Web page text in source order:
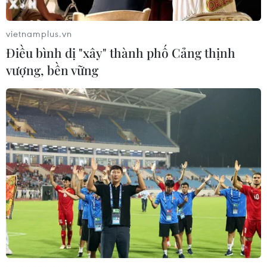
TIN LIÊN QUAN
Hội nghị Trung ương 4: Nhìn thẳng vào sự
vietnamplus.vn
Điều bình dị "xây" thành phố Cảng thịnh
vượng, bền vững